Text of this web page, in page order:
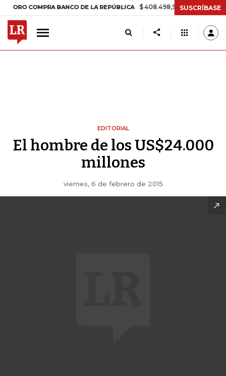
COMPRA BANCO DE LA REPÚBLICA $ 408.498,97 +$ 8.753,81 +2,19%
SUSCRÍBASE
EDITORIAL
El hombre de los US$24.000
millones
viernes, 6 de febrero de 2015